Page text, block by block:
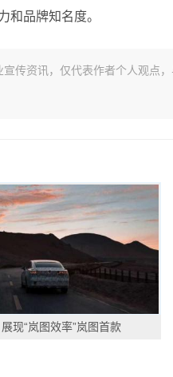
和品牌知名度。
传资讯，仅代表作者个人观点
展现“岚图效率”岚图首款